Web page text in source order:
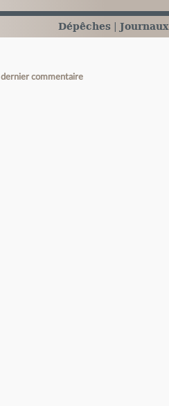
Dépêches Journaux
dernier commentaire